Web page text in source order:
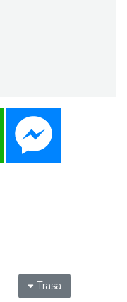
WhatsApp
Trasa